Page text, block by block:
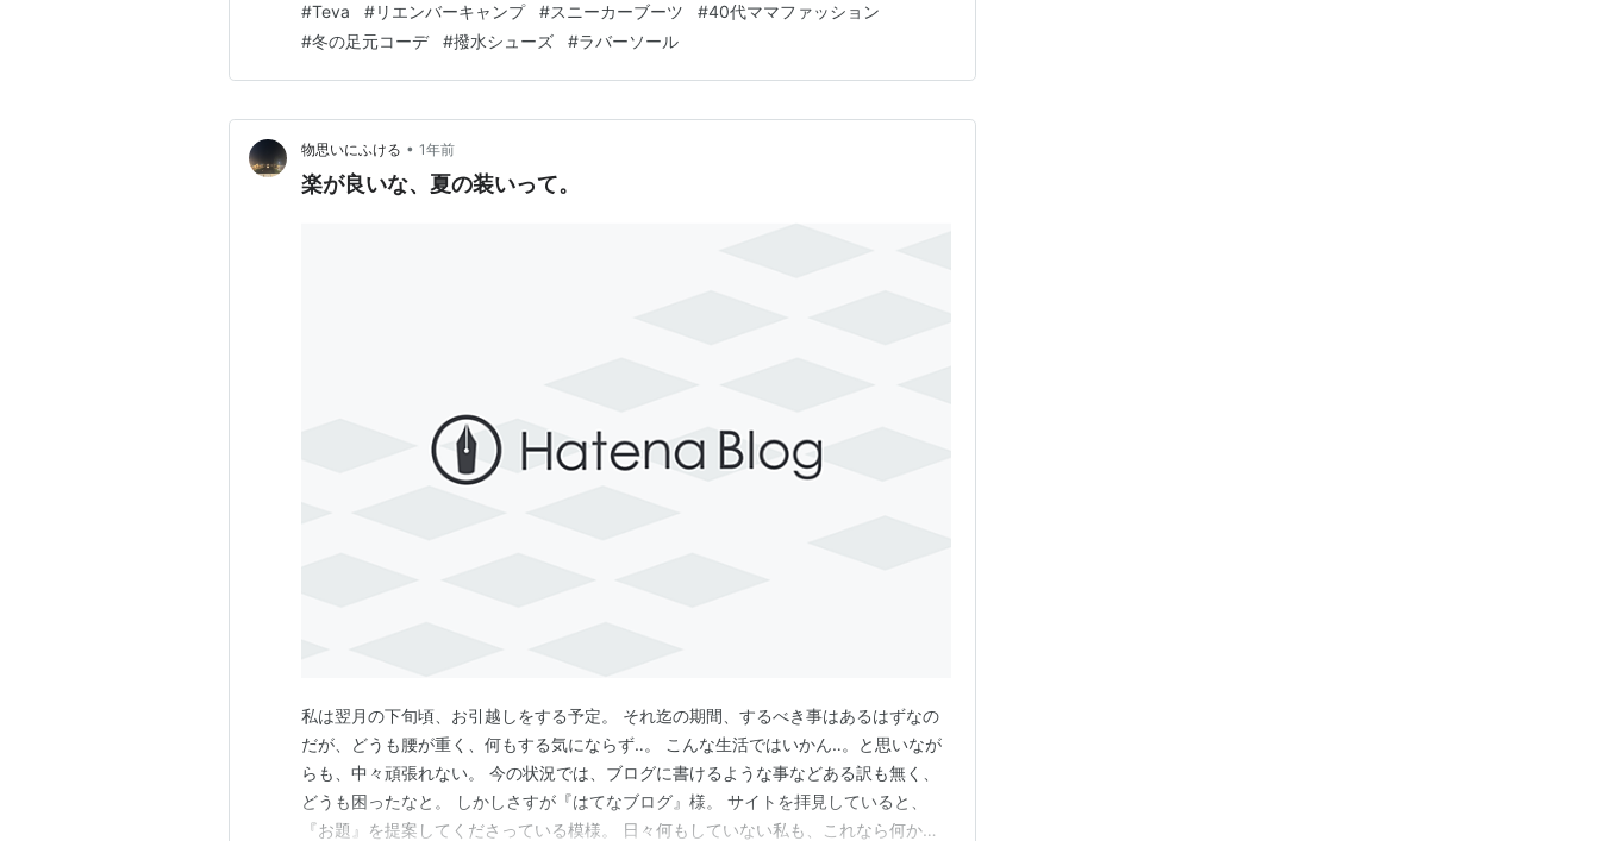
見かけて「これだ！」と目が釘付けになったのが、Teva（テバ）の「REEMBER
CAMP（リエンバー キャンプ）」！ まだお…
#Teva #リエンバーキャンプ #スニーカーブーツ #40代ママファッション
#冬の足元コーデ #撥水シューズ #ラバーソール
物思いにふける • 1年前
楽が良いな、夏の装いって。
私は翌月の下旬頃、お引越しをする予定。 それ迄の期間、するべき事はあるはずなの
だが、どうも腰が重く、何もする気にならず‥。 こんな生活ではいかん‥。と思いなが
らも、中々頑張れない。 今の状況では、ブログに書けるような事などある訳も無く、
どうも困ったなと。 しかしさすが『はてなブログ』様。 サイトを拝見していると、
『お題』を提案してくださっている模様。 日々何もしていない私も、これなら何か書